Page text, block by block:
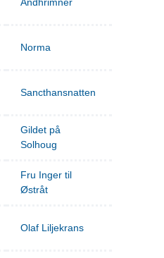
Norma
Sancthansnatten
Gildet på
Solhoug
Fru Inger til
Østråt
Olaf Liljekrans